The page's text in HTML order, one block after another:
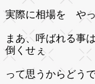
実際に相場を やっ
まあ、呼ばれる事
倒くせぇ
って思うからどう